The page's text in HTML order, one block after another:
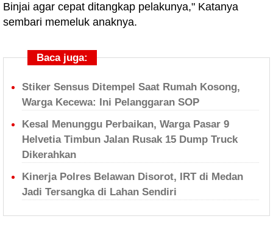
Binjai agar cepat ditangkap pelakunya," Katanya
sembari memeluk anaknya.
Baca juga:
Stiker Sensus Ditempel Saat Rumah Kosong,
Warga Kecewa: Ini Pelanggaran SOP
Kesal Menunggu Perbaikan, Warga Pasar 9
Helvetia Timbun Jalan Rusak 15 Dump Truck
Dikerahkan
Kinerja Polres Belawan Disorot, IRT di Medan
Jadi Tersangka di Lahan Sendiri